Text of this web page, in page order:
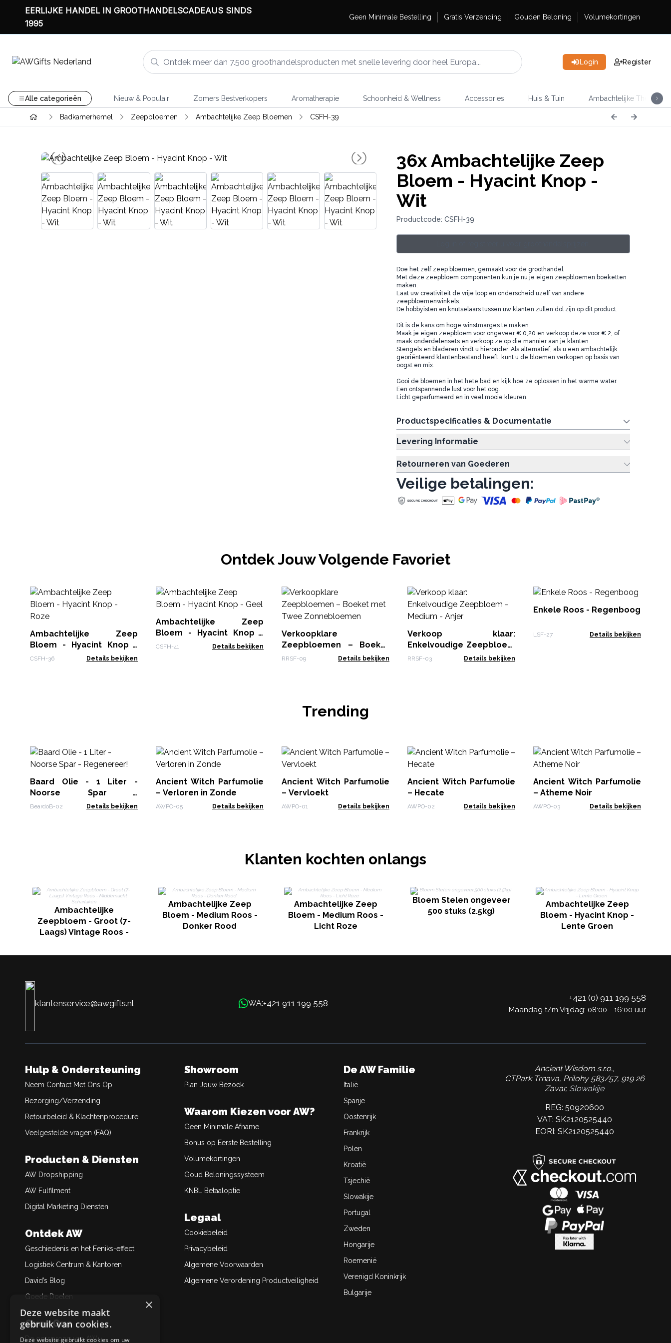
EERLIJKE HANDEL IN GROOTHANDELSCADEAUS SINDS
1995
Geen Minimale Bestelling Gratis Verzending Gouden Beloning Volumekortingen
Login Register
Alle categorieën Nieuw & Populair Zomers Bestverkopers Aromatherapie Schoonheid & Wellness Accessories Huis & Tuin Ambachtelijke Thee
Badkamerhemel Zeepbloemen Ambachtelijke Zeep Bloemen CSFH-39
36xAmbachtelijke Zeep
Bloem - Hyacint Knop -
Wit
Productcode: CSFH-39
Doe het zelf zeep bloemen, gemaakt voor de groothandel.
Met deze zeepbloem componenten kun je nu je eigen zeepbloemen boeketten
maken.
Laat uw creativiteit de vrije loop en onderscheid uzelf van andere
zeepbloemenwinkels.
De hobbyisten en knutselaars tussen uw klanten zullen dol zijn op dit product.
Dit is de kans om hoge winstmarges te maken.
Maak je eigen zeepbloem voor ongeveer € 0,20 en verkoop deze voor € 2, of
maak onderdelensets en verkoop ze op die mannier aan je klanten.
Stengels en bladeren vindt u hieronder. Als alternatief, als u een ambachtelijk
georiënteerd klantenbestand heeft, kunt u de bloemen verkopen op basis van
oogst en mix.
Gooi de bloemen in het hete bad en kijk hoe ze oplossen in het warme water.
Een ontspannende lust voor het oog.
Licht geparfumeerd en in veel mooie kleuren.
Productspecificaties & Documentatie
Levering Informatie
Retourneren van Goederen
Veilige betalingen:
Ontdek Jouw Volgende Favoriet
Ambachtelijke Zeep
Bloem - Hyacint Knop -
Roze
CSFH-36 Details bekijken
Ambachtelijke Zeep
Bloem - Hyacint Knop -
Geel
CSFH-41 Details bekijken
Verkoopklare
Zeepbloemen – Boeket
met Twee Zonnebloemen
RRSF-09 Details bekijken
Verkoop klaar:
Enkelvoudige Zeepbloem
- Medium - Anjer
RRSF-03 Details bekijken
Enkele Roos - Regenboog
LSF-27 Details bekijken
Trending
Baard Olie - 1 Liter -
Noorse Spar -
Regenereer!
BeardoB-02 Details bekijken
Ancient Witch Parfumolie
– Verloren in Zonde
AWPO-05 Details bekijken
Ancient Witch Parfumolie
– Vervloekt
AWPO-01 Details bekijken
Ancient Witch Parfumolie
– Hecate
AWPO-02 Details bekijken
Ancient Witch Parfumolie
– Atheme Noir
AWPO-03 Details bekijken
Klanten kochten onlangs
Ambachtelijke
Zeepbloem - Groot (7-
Laags) Vintage Roos -
Ambachtelijke Zeep
Bloem - Medium Roos -
Donker Rood
Ambachtelijke Zeep
Bloem - Medium Roos -
Licht Roze
Bloem Stelen ongeveer
500 stuks (2.5kg)
Ambachtelijke Zeep
Bloem - Hyacint Knop -
Lente Groen
klantenservice@awgifts.nl WA:+421 911 199 558
+421 (0) 911 199 558
Maandag t/m Vrijdag: 08:00 - 16:00 uur
Hulp & Ondersteuning
Neem Contact Met Ons Op
Bezorging/Verzending
Retourbeleid & Klachtenprocedure
Veelgestelde vragen (FAQ)
Producten & Diensten
AW Dropshipping
AW Fulfilment
Digital Marketing Diensten
Ontdek AW
Geschiedenis en het Feniks-effect
Logistiek Centrum & Kantoren
David’s Blog
Goede Doelen
Over Ons
De oorsprong van AW
Showroom
Plan Jouw Bezoek
Waarom Kiezen voor AW?
Geen Minimale Afname
Bonus op Eerste Bestelling
Volumekortingen
Goud Beloningssysteem
KNBL Betaaloptie
Legaal
Cookiebeleid
Privacybeleid
Algemene Voorwaarden
Algemene Verordening Productveiligheid
De AW Familie
Italië
Spanje
Oostenrijk
Frankrijk
Polen
Kroatië
Tsjechië
Slowakije
Portugal
Zweden
Hongarije
Roemenië
Verenigd Koninkrijk
Bulgarije
Ancient Wisdom s.r.o.,
CTPark Trnava, Prílohy 583/57, 919 26
Zavar, Slowakije
REG: 50920600
VAT: SK2120525440
EORI: SK2120525440
×
Deze website maakt
gebruik van cookies.
Deze website gebruikt cookies om uw